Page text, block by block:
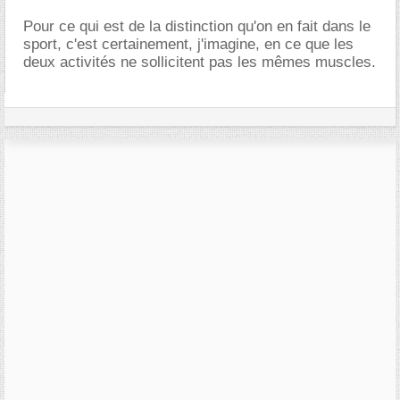
Pour ce qui est de la distinction qu'on en fait dans le
sport, c'est certainement, j'imagine, en ce que les
deux activités ne sollicitent pas les mêmes muscles.